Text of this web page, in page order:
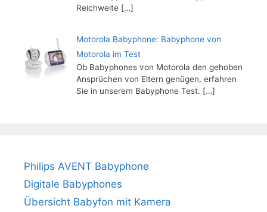
Reichweite[…]
Motorola Babyphone: Babyphone von
Motorola im Test
Ob Babyphones von Motorola den gehoben
Ansprüchen von Eltern genügen, erfahren
Sie in unserem Babyphone Test. […]
Philips AVENT Babyphone
Digitale Babyphones
Übersicht Babyfon mit Kamera